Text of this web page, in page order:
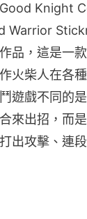
Knight
Warrior
品，這是一
火柴人在各
遊戲不同的
來出招，而
出攻擊、連